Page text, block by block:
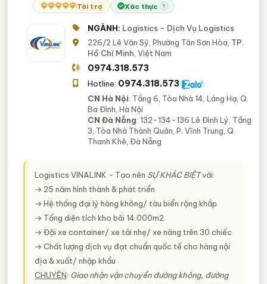
Tài trợ Xác thực ?
NGÀNH: Logistics - Dịch Vụ Logistics
226/2 Lê Văn Sỹ, Phường Tân Sơn Hòa, TP.
Hồ Chí Minh , Việt Nam
0974.318.573
Hotline: 0974.318.573
CN Hà Nội: Tầng 6, Tòa Nhà 14, Láng Hạ, Q.
Ba Đình, Hà Nội
CN Đà Nẵng: 132-134-136 Lê Đình Lý, Tầng
3, Tòa Nhà Thành Quân, P. Vĩnh Trung, Q.
Thanh Khê, Đà Nẵng
Logistics VINALINK − Tạo nên SỰ KHÁC BIỆTvới:
→ 25 năm hình thành & phát triển
→ Hệ thống đại lý hàng không/ tàu biển rộng khắp
→ Tổng diện tích kho bãi 14.000m2
→ Đội xe container/ xe tải nhẹ/ xe nâng trên 30 chiếc
→ Chất lượng dịch vụ đạt chuẩn quốc tế cho hàng nội
địa & xuất/ nhập khẩu
CHUYÊN: Giao nhận vận chuyển đường không, đường